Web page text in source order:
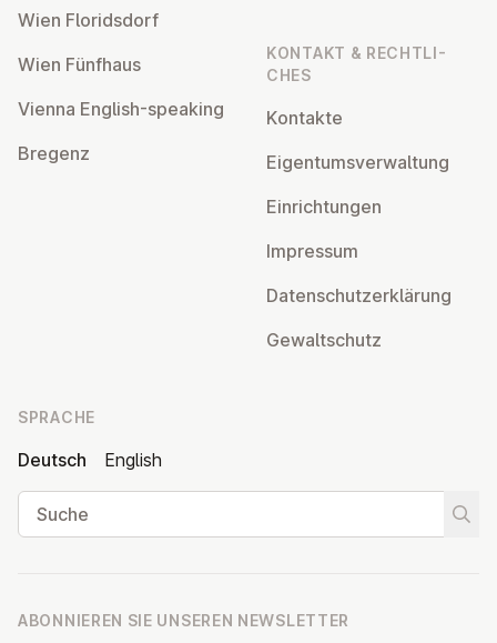
Wien Flo­rids­dorf
Wien Fünfhaus
Vienna English-speaking
Bregenz
KONTAKT & RECHT­LI­
CHES
Kontakte
Ei­gen­tums­ver­wal­tung
Ein­rich­tun­gen
Impressum
Da­ten­schutz­er­klä­rung
Ge­walt­schutz
SPRACHE
Deutsch
English
Suche
ABONNIEREN SIE UNSEREN NEWSLETTER